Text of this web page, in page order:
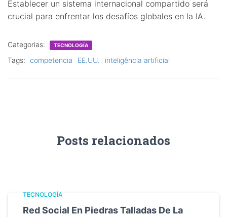
Establecer un sistema internacional compartido será
crucial para enfrentar los desafíos globales en la IA.
Categorias: TECNOLOGÍA
Tags: competencia EE.UU. inteligência artificial
Posts relacionados
TECNOLOGÍA
Red Social En Piedras Talladas De La